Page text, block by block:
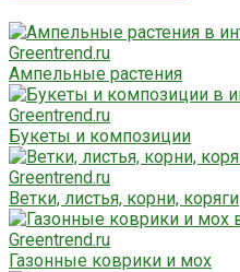
Ампельные растения
Букеты и композиции
Ветки, листья, корни, коряги
Газонные коврики и мох